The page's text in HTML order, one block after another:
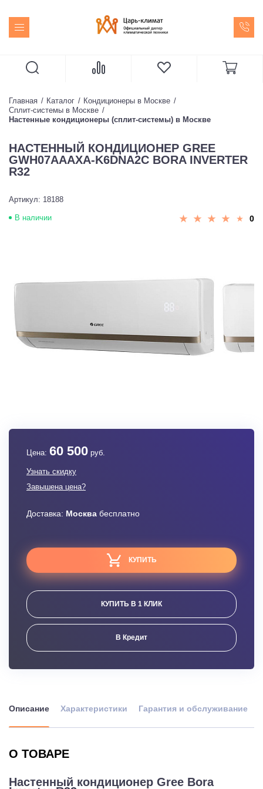
Главная Каталог
Кондиционеры в Москве
Сплит-системы в Москве
Настенные кондиционеры (сплит-системы) в Москве
НАСТЕННЫЙ КОНДИЦИОНЕР GREE
GWH07AAAXA-K6DNA2C BORA INVERTER
R32
Артикул: 18188
В наличии 0
Цена: 60 500 руб.
Узнать скидку
Завышена цена?
Доставка: Москва бесплатно
КУПИТЬ
КУПИТЬ В 1 КЛИК
В Кредит
Описание Характеристики Гарантия и обслуживание
О ТОВАРЕ
Настенный кондиционер Gree Bora